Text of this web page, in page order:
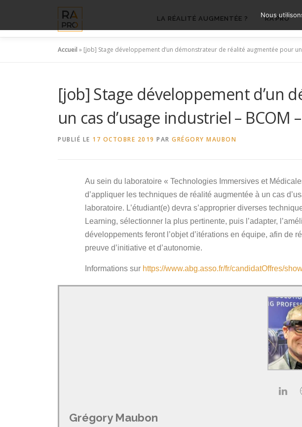
contenu
LA RÉALITÉ AUGMENTÉE ? RA’PRO
Accueil » [job] Stage développement d’un démonstrateur de réalité augmentée pour un
[job] Stage développement d’un
un cas d’usage industriel – BCOM
PUBLIÉ LE 17 OCTOBRE 2019 PAR GRÉGORY MAUBON
Au sein du laboratoire « Technologies Immersives et
d’appliquer les techniques de réalité augmentée à un cas
laboratoire. L’étudiant(e) devra s’approprier diverses
Learning, sélectionner la plus pertinente, puis l’adapter,
développements feront l’objet d’itérations en équipe, afin de
preuve d’initiative et d’autonomie.
Informations sur https://www.abg.asso.fr/fr/candidatOffres/
Grégory Maubon
Nous